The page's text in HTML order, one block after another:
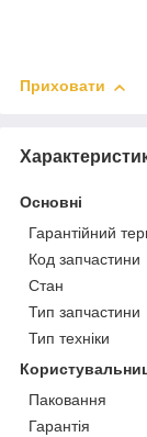
Приховати
Основні
Гарантійний
Код запчастини
Стан
Тип запчастини
Тип техніки
Паковання
Гарантія